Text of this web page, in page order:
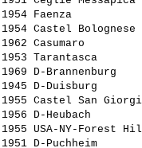
1954 Faenza
1954 Castel
1962 Casumaro
1953 Tarantasca
1969 D-
1945 D-Duisburg
1955 Castel San
1956 D-Heubach
1955 USA-NY-
1951 D-Puchheim